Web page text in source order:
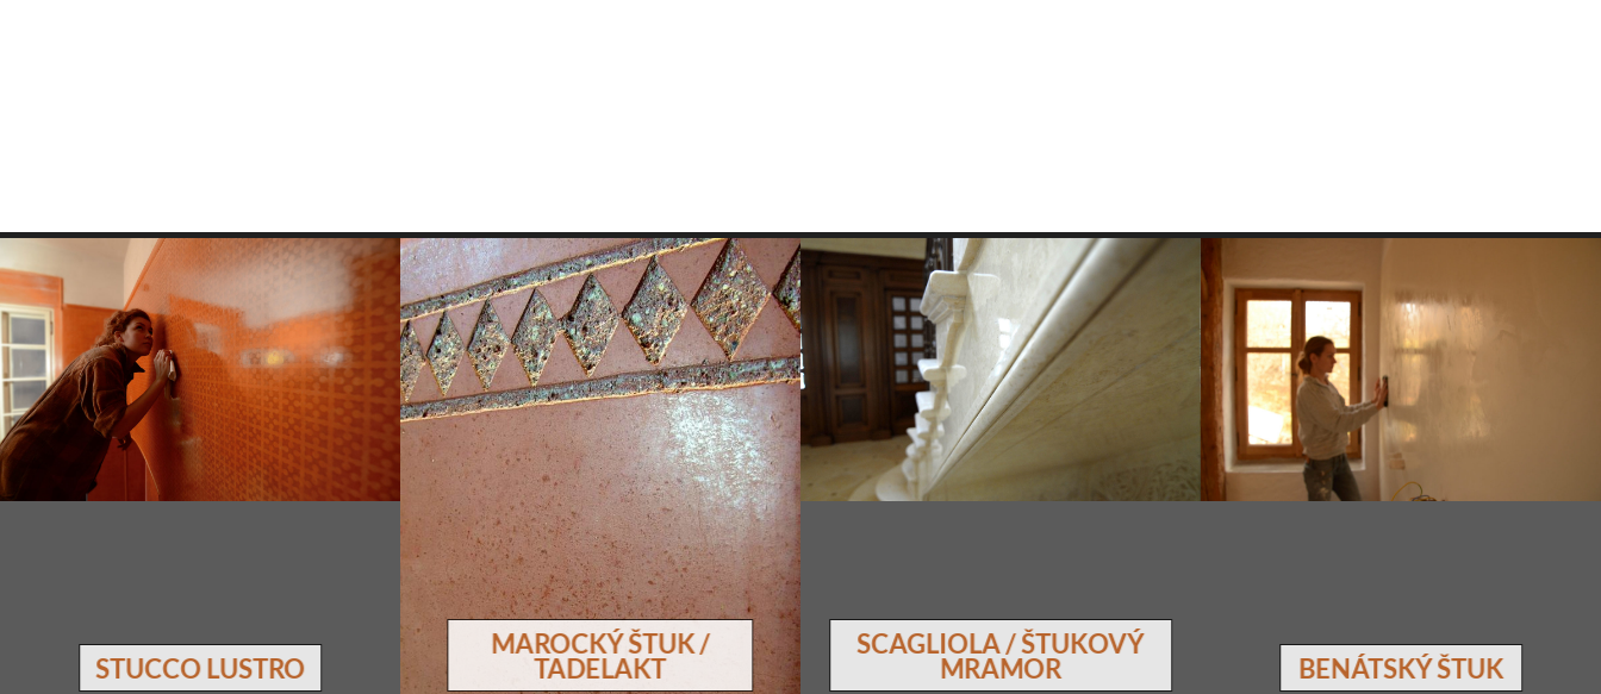
stucco lustro
Vysoce kvalitní vápenná omítka ( z
řadu let uloženého vzdušného vápna ) s
vysokým leskem a přírodním
povrchem, leštěná, voděodolná,
STUCCO LUSTRO
marocký štuk / tadelakt
Vápenná omítka (z hydraulického
vápna ), vhodná do koupelen a kuchyní.
Ale její krásný přírodní povrch se
sametovým leskem vynikne i v jiných
prostorách domu.
MAROCKÝ ŠTUK /
TADELAKT
scagliola / štukový
mramor
Renesanční omítka ( ze směsi vápna a
sádry ), která nejvěrněji napodobuje
vzor přírodního mramoru s vysokým
pravím mramorem.
SCAGLIOLA / ŠTUKOVÝ
MRAMOR
moderní tecnologie
benátský štuk
Dnes moderní technologie ( založená
na akrylátové, silikátové stěrce ), která
BENÁTSKÝ ŠTUK